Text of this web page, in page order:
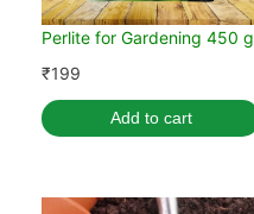
Perlite for Gardening 450 g
₹199
Add to cart